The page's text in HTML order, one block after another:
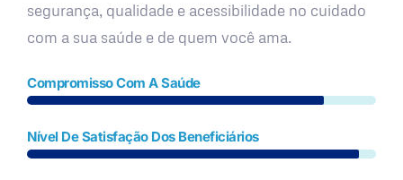
segurança, qualidade e acessibilidade no cuidado
com a sua saúde e de quem você ama.
Compromisso Com A Saúde
Nível De Satisfação Dos Beneficiários